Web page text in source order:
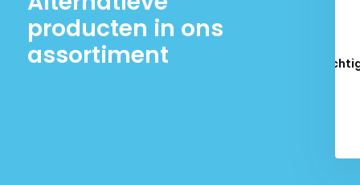
producten in ons
assortiment